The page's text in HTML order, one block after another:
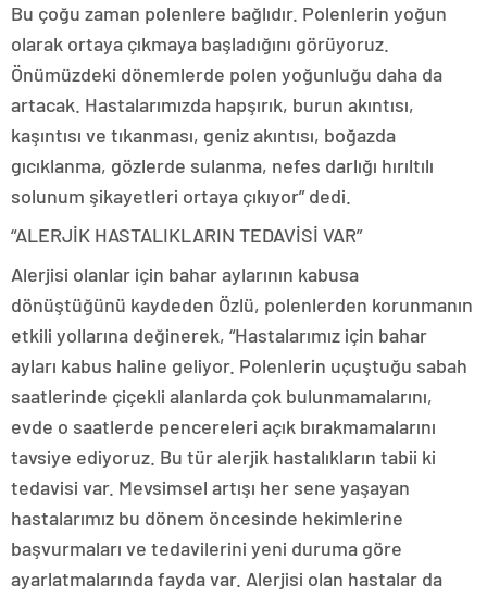
Bu çoğu zaman polenlere bağlıdır. Polenlerin yoğun
olarak ortaya çıkmaya başladığını görüyoruz.
Önümüzdeki dönemlerde polen yoğunluğu daha da
artacak. Hastalarımızda hapşırık, burun akıntısı,
kaşıntısı ve tıkanması, geniz akıntısı, boğazda
gıcıklanma, gözlerde sulanma, nefes darlığı hırıltılı
solunum şikayetleri ortaya çıkıyor” dedi.
“ALERJİK HASTALIKLARIN TEDAVİSİ VAR”
Alerjisi olanlar için bahar aylarının kabusa
dönüştüğünü kaydeden Özlü, polenlerden korunmanın
etkili yollarına değinerek, “Hastalarımız için bahar
ayları kabus haline geliyor. Polenlerin uçuştuğu sabah
saatlerinde çiçekli alanlarda çok bulunmamalarını,
evde o saatlerde pencereleri açık bırakmamalarını
tavsiye ediyoruz. Bu tür alerjik hastalıkların tabii ki
tedavisi var. Mevsimsel artışı her sene yaşayan
hastalarımız bu dönem öncesinde hekimlerine
başvurmaları ve tedavilerini yeni duruma göre
ayarlatmalarında fayda var. Alerjisi olan hastalar da